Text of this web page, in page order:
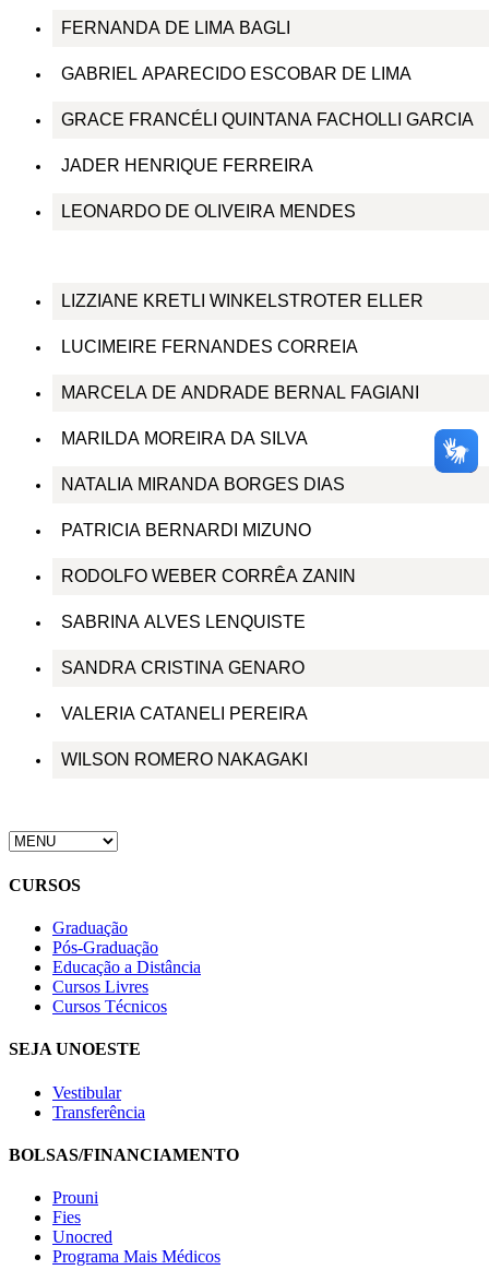
FERNANDA DE LIMA BAGLI
GABRIEL APARECIDO ESCOBAR DE LIMA
GRACE FRANCÉLI QUINTANA FACHOLLI GARCIA
JADER HENRIQUE FERREIRA
LEONARDO DE OLIVEIRA MENDES
LIZZIANE KRETLI WINKELSTROTER ELLER
LUCIMEIRE FERNANDES CORREIA
MARCELA DE ANDRADE BERNAL FAGIANI
MARILDA MOREIRA DA SILVA
NATALIA MIRANDA BORGES DIAS
PATRICIA BERNARDI MIZUNO
RODOLFO WEBER CORRÊA ZANIN
SABRINA ALVES LENQUISTE
SANDRA CRISTINA GENARO
VALERIA CATANELI PEREIRA
WILSON ROMERO NAKAGAKI
CURSOS
Graduação
Pós-Graduação
Educação a Distância
Cursos Livres
Cursos Técnicos
SEJA UNOESTE
Vestibular
Transferência
BOLSAS/FINANCIAMENTO
Prouni
Fies
Unocred
Programa Mais Médicos